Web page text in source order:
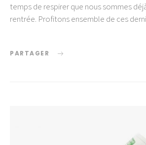
temps de respirer que nous sommes
rentrée. Profitons ensemble de ces
PARTAGER